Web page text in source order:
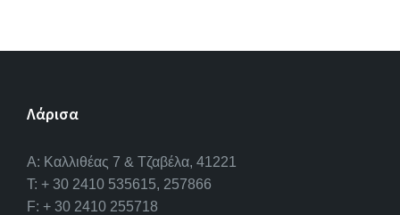
Λάρισα
A: Καλλιθέας 7 & Τζαβέλα, 41221
T: + 30 2410 535615, 257866
F: + 30 2410 255718